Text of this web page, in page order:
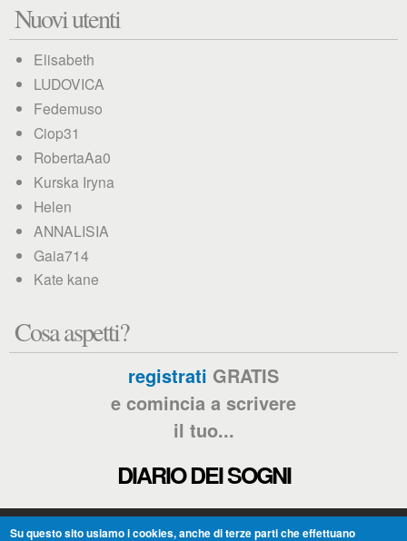
Nuovi utenti
Elisabeth
LUDOVICA
Fedemuso
Ciop31
RobertaAa0
Kurska Iryna
Helen
ANNALISIA
Gaia714
Kate kane
Cosa aspetti?
registrati GRATIS
e comincia a scrivere
il tuo...
DIARIO DEI SOGNI
Su questo sito usiamo i cookies, anche di terze parti che effettuano